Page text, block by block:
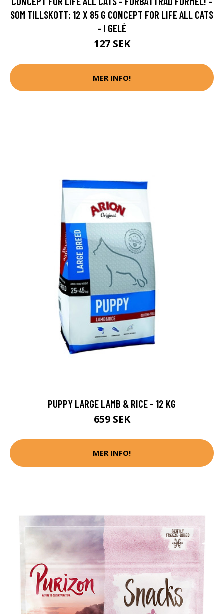
SOM TILLSKOTT: 12 X 85 G CONCEPT FOR LIFE ALL CATS
- I GELÉ
127 SEK
MER INFO!
PUPPY LARGE LAMB & RICE - 12 KG
659 SEK
MER INFO!